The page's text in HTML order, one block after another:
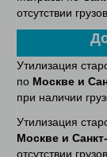
отсутствии
Утилизация
по Москве и
при наличии
Утилизация
Москве и
отсутствии